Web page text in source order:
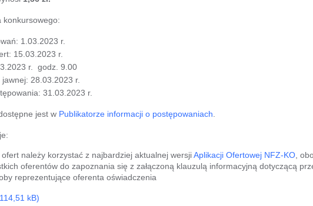
konkursowego:
1.03.2023 r.
15.03.2023 r.
r. godz. 9.00
28.03.2023 r.
31.03.2023 r.
jest w Publikatorze informacji o postępowaniach
należy korzystać z najbardziej aktualnej wersjiAplikacji Ofertowej NFZ-KO ,
oferentów do zapoznania się z załączoną klauzulą informacyjną dotyczącą
reprezentujące oferenta oświadczenia